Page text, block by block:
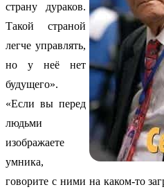
страну дураков.
Такой страной
легче управлять,
но у неё нет
будущего».
«Если вы перед
людьми
изображаете
умника,
говорите с ними на каком-то